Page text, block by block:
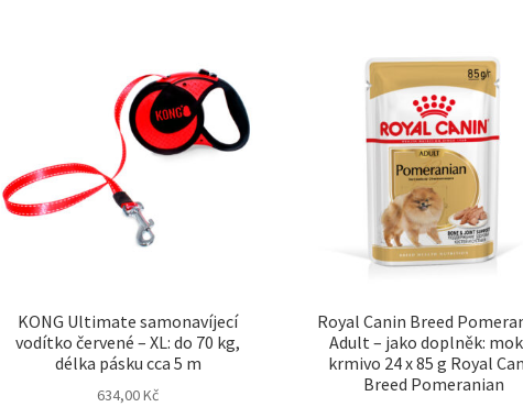
KONG Ultimate samonavíjecí
vodítko červené – XL: do 70 kg,
délka pásku cca 5 m
634,00Kč
Royal Canin Breed
Adult – jako doplněk:
krmivo 24 x 85 g Royal
Breed Pomeranian